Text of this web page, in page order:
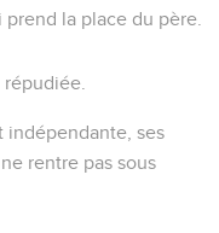
prend la place du père.
indépendante, ses
rentre pas sous